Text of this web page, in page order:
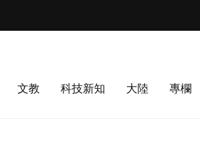
文教 科技新知 大陸 專欄